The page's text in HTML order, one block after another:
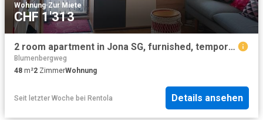
Wohnung·Zur Miete
CHF 1'313
2 room apartment in Jona SG, furnished, temporary
Blumenbergweg
48 m²2 ZimmerWohnung
Seit letzter Woche bei Rentola Details ansehen